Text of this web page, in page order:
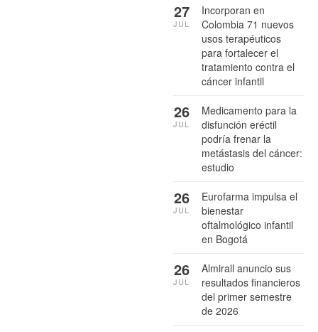
Incorporan en
Colombia 71 nuevos
usos terapéuticos
para fortalecer el
tratamiento contra el
cáncer infantil
27
JUL
Medicamento para la
disfunción eréctil
podría frenar la
metástasis del cáncer:
estudio
26
JUL
Eurofarma impulsa el
bienestar
oftalmológico infantil
en Bogotá
26
JUL
Almirall anuncio sus
resultados financieros
del primer semestre
de 2026
26
JUL